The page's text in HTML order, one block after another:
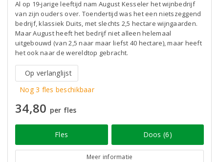
Al op 19-jarige leeftijd nam August Kesseler het wijnbedrijf
van zijn ouders over. Toendertijd was het een nietszeggend
bedrijf, klassiek Duits, met slechts 2,5 hectare wijngaarden.
Maar August heeft het bedrijf niet alleen helemaal
uitgebouwd (van 2,5 naar maar liefst 40 hectare), maar heeft
het ook naar de wereldtop gebracht.
Op verlanglijst
Nog 3 fles beschikbaar
34,80 per fles
Fles Doos (6)
Meer informatie